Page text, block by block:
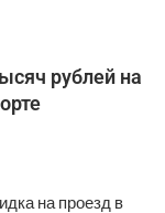
рублей на
на проезд в